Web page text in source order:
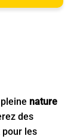
nature
des
pour les